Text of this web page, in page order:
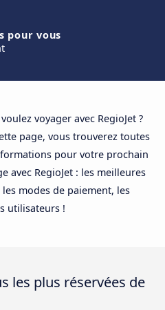
pour vous
voyager avec RegioJet ?
page, vous trouverez toutes
pour votre prochain
avec RegioJet : les meilleures
modes de paiement, les
utilisateurs !
les plus réservées de